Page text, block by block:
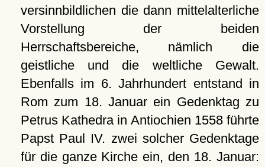
versinnbildlichen die dann mittelalterliche
Vorstellung der beiden
Herrschaftsbereiche, nämlich die
geistliche und die weltliche Gewalt.
Ebenfalls im 6. Jahrhundert entstand in
Rom zum 18. Januar ein Gedenktag zu
Petrus Kathedra in Antiochien 1558 führte
Papst Paul IV. zwei solcher Gedenktage
für die ganze Kirche ein, den 18. Januar: